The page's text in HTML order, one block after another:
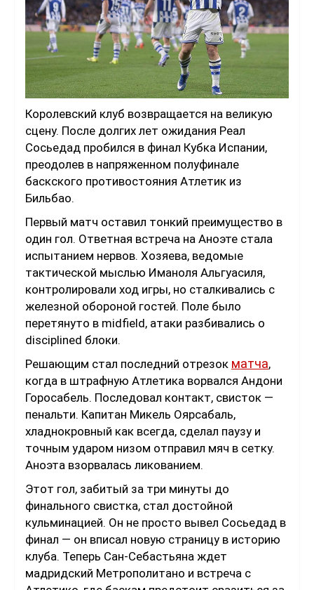
Королевский клуб возвращается на великую
сцену. После долгих лет ожидания Реал
Сосьедад пробился в финал Кубка Испании,
преодолев в напряженном полуфинале
баскского противостояния Атлетик из
Бильбао.
Первый матч оставил тонкий преимущество в
один гол. Ответная встреча на Аноэте стала
испытанием нервов. Хозяева, ведомые
тактической мыслью Иманоля Альгуасиля,
контролировали ход игры, но сталкивались с
железной обороной гостей. Поле было
перетянуто в midfield, атаки разбивались о
disciplined блоки.
Решающим стал последний отрезок матча,
когда в штрафную Атлетика ворвался Андони
Горосабель. Последовал контакт, свисток —
пенальти. Капитан Микель Оярсабаль,
хладнокровный как всегда, сделал паузу и
точным ударом низом отправил мяч в сетку.
Аноэта взорвалась ликованием.
Этот гол, забитый за три минуты до
финального свистка, стал достойной
кульминацией. Он не просто вывел Сосьедад в
финал — он вписал новую страницу в историю
клуба. Теперь Сан-Себастьяна ждет
мадридский Метрополитано и встреча с